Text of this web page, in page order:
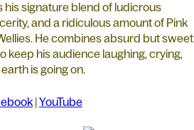
his signature blend of ludicrous
and a ridiculous amount of Pink
He combines absurd but sweet
keep his audience laughing, crying,
is going on.
|YouTube